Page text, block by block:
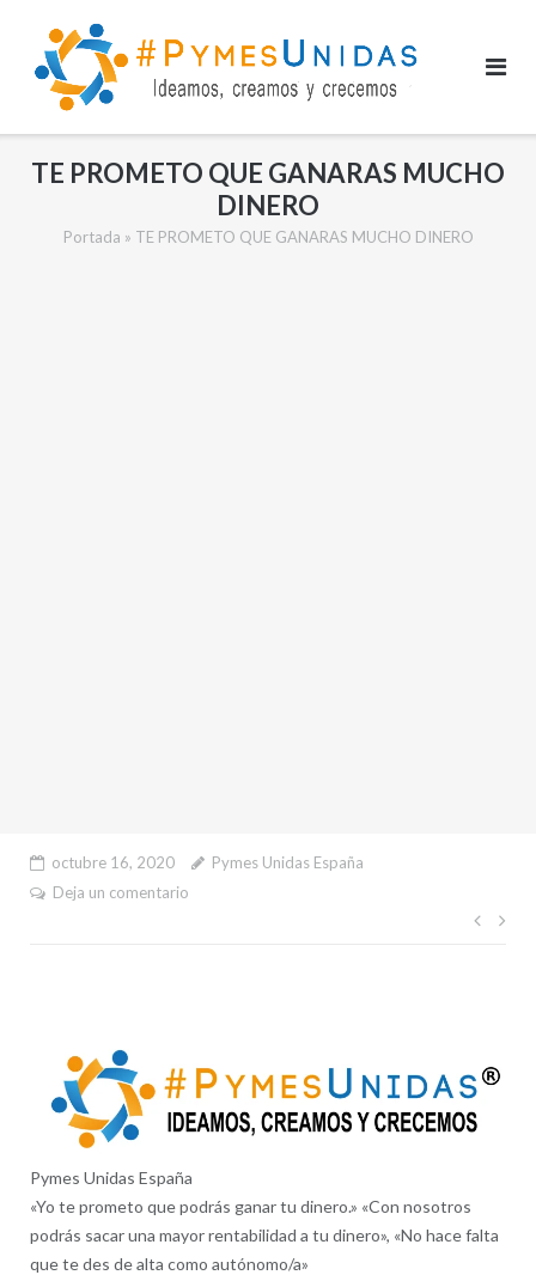
contenido
TE PROMETO QUE GANARAS MUCHO
DINERO
Portada » TE PROMETO QUE GANARAS MUCHO DINERO
octubre 16, 2020
Pymes Unidas España
Deja un comentario
Pymes Unidas España
«Yo te prometo que podrás ganar tu dinero.» «Con nosotros
podrás sacar una mayor rentabilidad a tu dinero», «No hace falta
que te des de alta como autónomo/a»